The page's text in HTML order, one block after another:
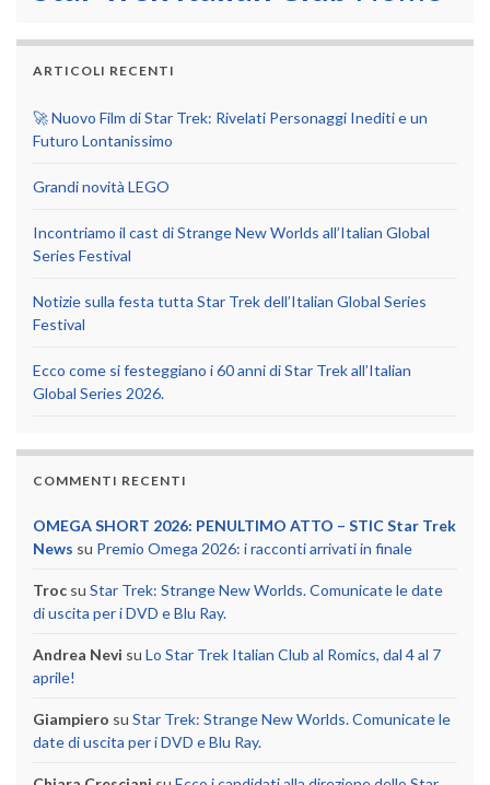
ARTICOLI RECENTI
🚀 Nuovo Film di Star Trek: Rivelati Personaggi Inediti e un
Futuro Lontanissimo
Grandi novità LEGO
Incontriamo il cast di Strange New Worlds all’Italian Global
Series Festival
Notizie sulla festa tutta Star Trek dell’Italian Global Series
Festival
Ecco come si festeggiano i 60 anni di Star Trek all’Italian
Global Series 2026.
COMMENTI RECENTI
OMEGA SHORT 2026: PENULTIMO ATTO – STIC Star Trek
News su Premio Omega 2026: i racconti arrivati in finale
Troc su Star Trek: Strange New Worlds. Comunicate le date
di uscita per i DVD e Blu Ray.
Andrea Nevi su Lo Star Trek Italian Club al Romics, dal 4 al 7
aprile!
Giampiero su Star Trek: Strange New Worlds. Comunicate le
date di uscita per i DVD e Blu Ray.